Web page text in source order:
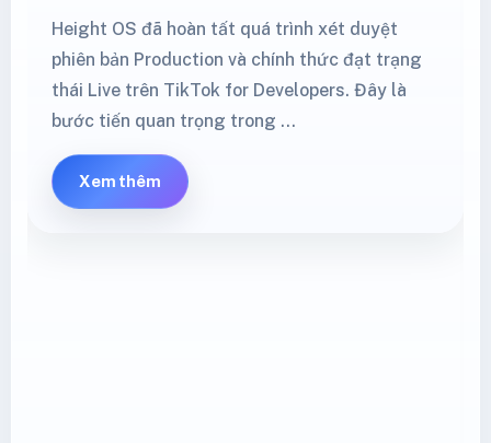
Height OS đã hoàn tất quá trình xét duyệt
phiên bản Production và chính thức đạt trạng
thái Live trên TikTok for Developers. Đây là
bước tiến quan trọng trong …
Xem thêm